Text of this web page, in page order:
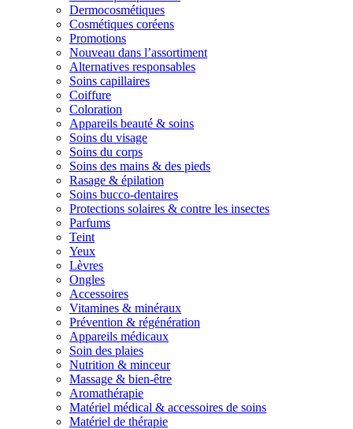
Dermocosmétiques
Cosmétiques coréens
Promotions
Nouveau dans l’assortiment
Alternatives responsables
Soins capillaires
Coiffure
Coloration
Appareils beauté & soins
Soins du visage
Soins du corps
Soins des mains & des pieds
Rasage & épilation
Soins bucco-dentaires
Protections solaires & contre les insectes
Parfums
Teint
Yeux
Lèvres
Ongles
Accessoires
Vitamines & minéraux
Prévention & régénération
Appareils médicaux
Soin des plaies
Nutrition & minceur
Massage & bien-être
Aromathérapie
Matériel médical & accessoires de soins
Matériel de thérapie